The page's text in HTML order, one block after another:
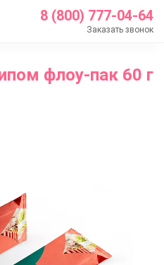
8 (800) 777-04-64
Заказать звонок
флоу-пак 60 г